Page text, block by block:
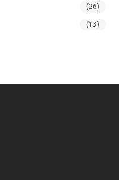
(26)
(13)